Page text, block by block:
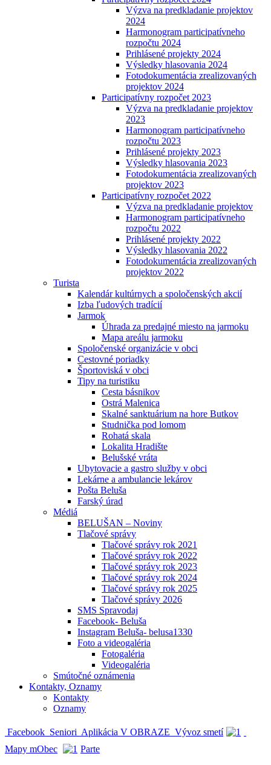
Výzva na predkladanie projektov
2024
Harmonogram participatívneho
rozpočtu 2024
Prihlásené projekty 2024
Výsledky hlasovania 2024
Fotodokumentácia zrealizovaných
projektov 2024
Participatívny rozpočet 2023
Výzva na predkladanie projektov
2023
Harmonogram participatívneho
rozpočtu 2023
Prihlásené projekty 2023
Výsledky hlasovania 2023
Fotodokumentácia zrealizovaných
projektov 2023
Participatívny rozpočet 2022
Výzva na predkladanie projektov
Harmonogram participatívneho
rozpočtu 2022
Prihlásené projekty 2022
Výsledky hlasovania 2022
Fotodokumentácia zrealizovaných
projektov 2022
Turista
Kalendár kultúrnych a spoločenských akcií
Izba ľudových tradícií
Jarmok
Úhrada za predajné miesto na jarmoku
Mapa areálu jarmoku
Spoločenské organizácie v obci
Cestovné poriadky
Športoviská v obci
Tipy na turistiku
Cesta básnikov
Ostrá Malenica
Skalné sanktuárium na hore Butkov
Studnička pod lomom
Rohatá skala
Lokalita Hradište
Belušské vráta
Ubytovacie a gastro služby v obci
Lekárne a ambulancie lekárov
Pošta Beluša
Farský úrad
Médiá
BELUŠAN – Noviny
Tlačové správy
Tlačové správy rok 2021
Tlačové správy rok 2022
Tlačové správy rok 2023
Tlačové správy rok 2024
Tlačové správy rok 2025
Tlačové správy 2026
SMS Spravodaj
Facebook- Beluša
Instagram Beluša- belusa1330
Foto a videogaléria
Fotogaléria
Videogaléria
Smútočné oznámenia
Kontakty, Oznamy
Kontakty
Oznamy
Facebook Seniori Aplikácia V OBRAZE Vývoz smetí
Mapy mObec
Parte